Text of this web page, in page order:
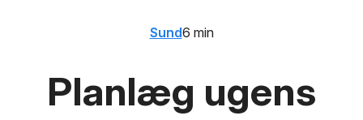
Planlæg ugens
Sund6 min